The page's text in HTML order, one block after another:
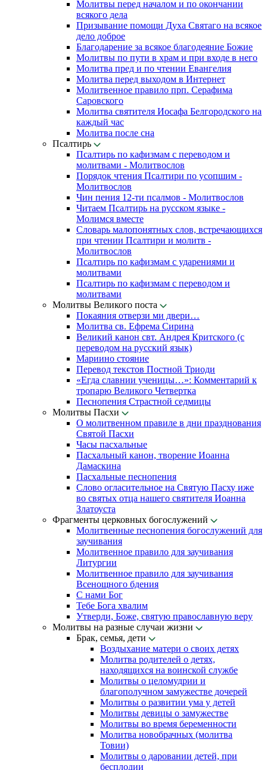
Молитвы перед началом и по окончании
всякого дела
Призывание помощи Духа Святаго на всякое
дело доброе
Благодарение за всякое благодеяние Божие
Молитвы по пути в храм и при входе в него
Молитва пред и по чтении Евангелия
Молитва перед выходом в Интернет
Молитвенное правило прп. Серафима
Саровского
Молитва святителя Иосафа Белгородского на
каждый час
Молитва после сна
Псалтирь
Псалтирь по кафизмам с переводом и
молитвами - Молитвослов
Порядок чтения Псалтири по усопшим -
Молитвослов
Чин пения 12-ти псалмов - Молитвослов
Читаем Псалтирь на русском языке -
Молимся вместе
Словарь малопонятных слов, встречающихся
при чтении Псалтири и молитв -
Молитвослов
Псалтирь по кафизмам с ударениями и
молитвами
Псалтирь по кафизмам с переводом и
молитвами
Молитвы Великого поста
Покаяния отверзи ми двери…
Молитва св. Ефрема Сирина
Великий канон свт. Андрея Критского (с
переводом на русский язык)
Мариино стояние
Перевод текстов Постной Триоди
«Егда славнии ученицы…»: Комментарий к
тропарю Великого Четвертка
Песнопения Страстной седмицы
Молитвы Пасхи
О молитвенном правиле в дни празднования
Святой Пасхи
Часы пасхальные
Пасхальный канон, творение Иоанна
Дамаскина
Пасхальные песнопения
Слово огласительное на Святую Пасху иже
во святых отца нашего святителя Иоанна
Златоуста
Фрагменты церковных богослужений
Молитвенные песнопения богослужений для
заучивания
Молитвенное правило для заучивания
Литургии
Молитвенное правило для заучивания
Всенощного бдения
С нами Бог
Тебе Бога хвалим
Утверди, Боже, святую православную веру
Молитвы на разные случаи жизни
Брак, семья, дети
Воздыхание матери о своих детях
Молитва родителей о детях,
находящихся на воинской службе
Молитвы о целомудрии и
благополучном замужестве дочерей
Молитвы о развитии ума у детей
Молитвы девицы о замужестве
Молитвы во время беременности
Молитва новобрачных (молитва
Товии)
Молитвы о даровании детей, при
бесплодии